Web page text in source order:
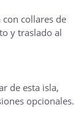
collares de
y traslado al
de esta isla,
opcionales.